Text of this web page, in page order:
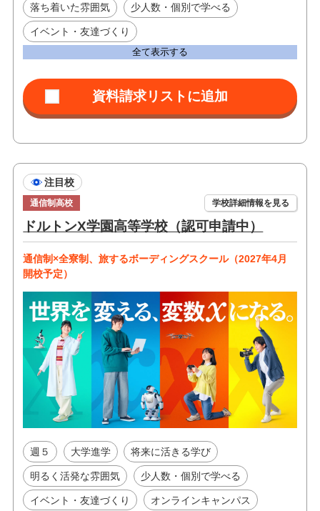
落ち着いた雰囲気 少人数・個別で学べる
イベント・友達づくり
全て表示する
注目校
通信制高校 学校詳細情報を見る
ドルトンX学園高等学校（認可申請中）
通信制×全寮制、旅するボーディングスクール（2027年4月
開校予定）
週５ 大学進学 将来に活きる学び
明るく活発な雰囲気 少人数・個別で学べる
イベント・友達づくり オンラインキャンパス